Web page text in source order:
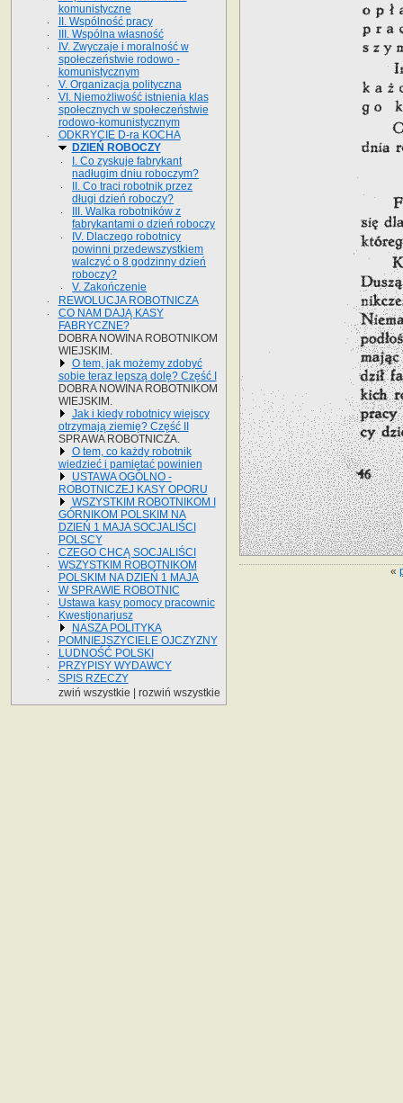
«
komunistyczne
II. Wspólność pracy
III. Wspólna własność
IV. Zwyczaje i moralność w
społeczeństwie rodowo -
komunistycznym
V. Organizacja polityczna
VI. Niemożliwość istnienia klas
społecznych w społeczeństwie
rodowo-komunistycznym
ODKRYCIE D-ra KOCHA
DZIEŃ ROBOCZY
I. Co zyskuje fabrykant
nadługim dniu roboczym?
II. Co traci robotnik przez
długi dzień roboczy?
III. Walka robotników z
fabrykantami o dzień roboczy
IV. Dlaczego robotnicy
powinni przedewszystkiem
walczyć o 8 godzinny dzień
roboczy?
V. Zakończenie
REWOLUCJA ROBOTNICZA
CO NAM DAJĄ KASY
FABRYCZNE?
DOBRA NOWINA ROBOTNIKOM
WIEJSKIM.
O tem, jak możemy zdobyć
sobie teraz lepszą dolę? Część I
DOBRA NOWINA ROBOTNIKOM
WIEJSKIM.
Jak i kiedy robotnicy wiejscy
otrzymają ziemię? Część II
SPRAWA ROBOTNICZA.
O tem, co każdy robotnik
wiedzieć i pamiętać powinien
USTAWA OGÓLNO -
ROBOTNICZEJ KASY OPORU
WSZYSTKIM ROBOTNIKOM I
GÓRNIKOM POLSKIM NA
DZIEŃ 1 MAJA SOCJALIŚCI
POLSCY
CZEGO CHCĄ SOCJALIŚCI
WSZYSTKIM ROBOTNIKOM
POLSKIM NA DZIEŃ 1 MAJA
W SPRAWIE ROBOTNIC
Ustawa kasy pomocy pracownic
Kwestjonarjusz
NASZA POLITYKA
POMNIEJSZYCIELE OJCZYZNY
LUDNOŚĆ POLSKI
PRZYPISY WYDAWCY
SPIS RZECZY
zwiń wszystkie | rozwiń wszystkie